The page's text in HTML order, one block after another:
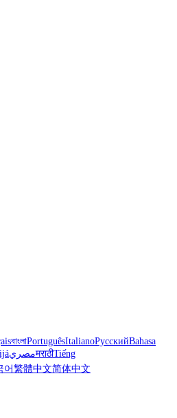
বাংলাPortuguêsItalianoРусскийBahasa
مصريमराठीTiếng
어繁體中文简体中文